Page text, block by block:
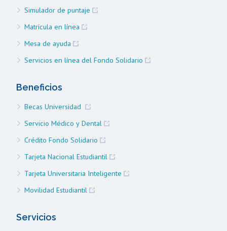
Simulador de puntaje
Matrícula en línea
Mesa de ayuda
Servicios en línea del Fondo Solidario
Beneficios
Becas Universidad
Servicio Médico y Dental
Crédito Fondo Solidario
Tarjeta Nacional Estudiantil
Tarjeta Universitaria Inteligente
Movilidad Estudiantil
Servicios